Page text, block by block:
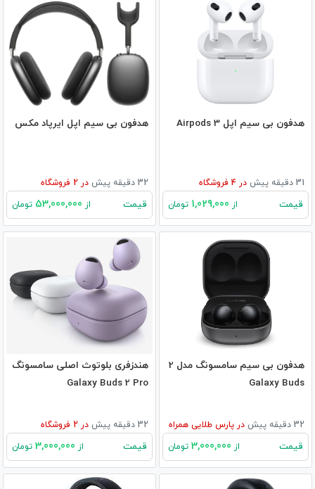
هدفون بی‌ سیم اپل Airpods 3
31 دقیقه پیش در فروشگاه
قیمت از تومان
هدفون بی‌ سیم اپل ایرپاد مکس
32 دقیقه پیش در فروشگاه
قیمت از تومان
هدفون بی سیم سامسونگ مدل 2
Galaxy Buds
32 دقیقه پیش در پارس طلایی همراه
قیمت از تومان
هندزفری بلوتوث اصلی سامسونگ
Galaxy Buds 2 Pro
32 دقیقه پیش در فروشگاه
قیمت از تومان